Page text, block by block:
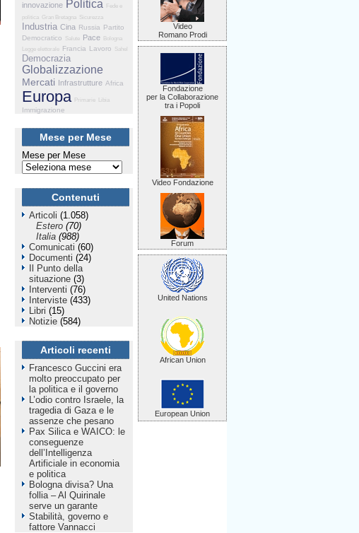
innovazione Politica
Fede e
politica
Gran Bretagna Sicurezza
Industria Cina Russia Partito
Democratico
Salute Pace
Bologna
Legge elettorale Francia Lavoro Sahel
Democrazia
Globalizzazione
Mercati Infrastrutture Africa
Europa Primarie Libia
Immigrazione
Mese per Mese
Mese per Mese
Contenuti
Articoli (1.058)
Estero (70)
Italia (988)
Comunicati (60)
Documenti (24)
Il Punto della
situazione (3)
Interventi (76)
Interviste (433)
Libri (15)
Notizie (584)
Articoli recenti
Francesco Guccini era
molto preoccupato per
la politica e il governo
L’odio contro Israele, la
tragedia di Gaza e le
assenze che pesano
Pax Silica e WAICO: le
conseguenze
dell’Intelligenza
Artificiale in economia
e politica
Bologna divisa? Una
follia – Al Quirinale
serve un garante
Stabilità, governo e
fattore Vannacci
Video
Romano Prodi
Fondazione
per la Collaborazione
tra i Popoli
Video Fondazione
Forum
United Nations
African Union
European Union